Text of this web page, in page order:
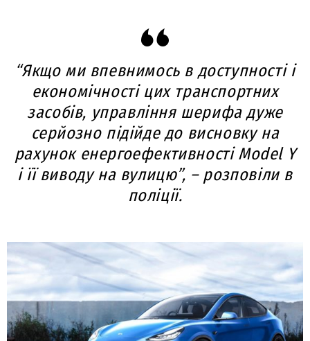
“Якщо ми впевнимось в доступності і
економічності цих транспортних
засобів, управління шерифа дуже
серйозно підійде до висновку на
рахунок енергоефективності Model Y
і її виводу на вулицю”, – розповіли в
поліції.